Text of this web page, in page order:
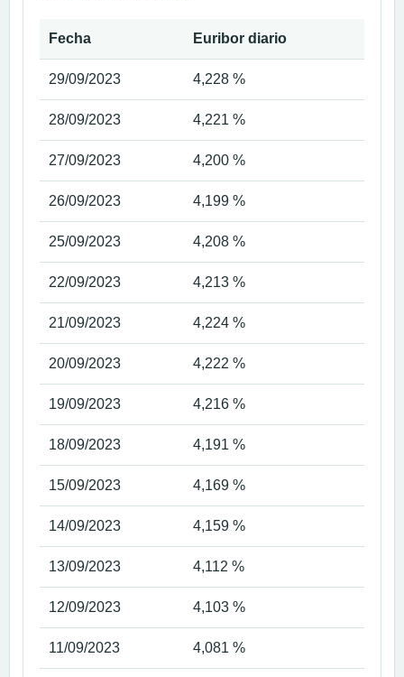
Fecha Euribor diario
29/09/2023 4,228 %
28/09/2023 4,221 %
27/09/2023 4,200 %
26/09/2023 4,199 %
25/09/2023 4,208 %
22/09/2023 4,213 %
21/09/2023 4,224 %
20/09/2023 4,222 %
19/09/2023 4,216 %
18/09/2023 4,191 %
15/09/2023 4,169 %
14/09/2023 4,159 %
13/09/2023 4,112 %
12/09/2023 4,103 %
11/09/2023 4,081 %